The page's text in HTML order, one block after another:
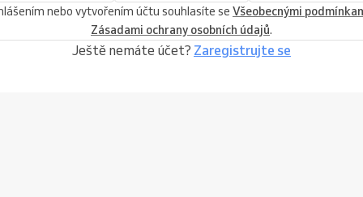
nebo vytvořením účtu souhlasíte se Všeobecnými
Zásadami ochrany osobních údajů.
Ještě nemáte účet? Zaregistrujte se